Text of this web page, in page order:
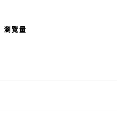
瀏覽量